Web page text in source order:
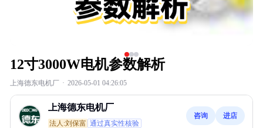
12寸3000W电机参数解析
上海德东电机厂 · 2026-05-01 04:26:05
上海德东电机厂
法人:刘保富 通过真实性核验
咨询 进店